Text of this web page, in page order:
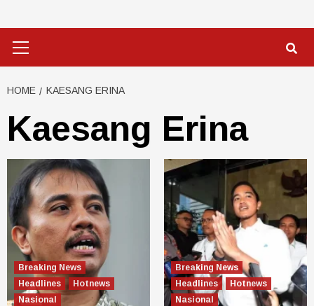
HOME KAESANG ERINA
Kaesang Erina
Breaking News
Headlines
Hotnews
Nasional
Breaking News
Headlines
Hotnews
Nasional